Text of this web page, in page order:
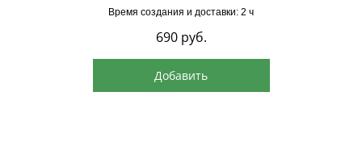
Время создания и доставки: 2 ч
690 руб.
Добавить